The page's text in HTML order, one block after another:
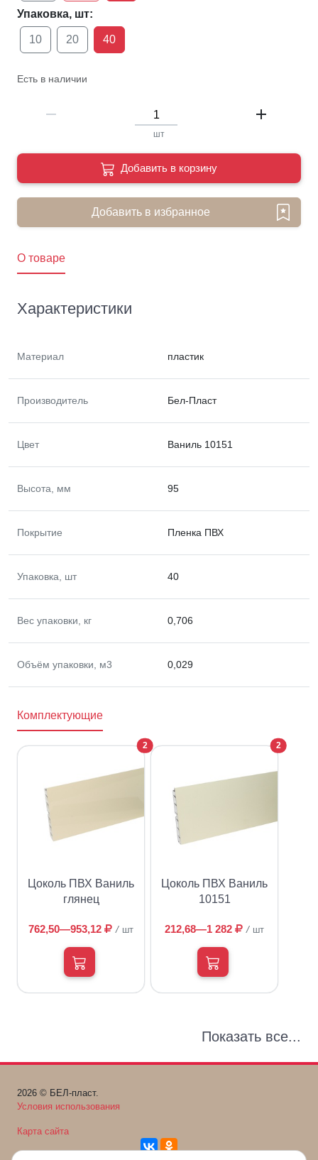
Упаковка, шт:
10 20 40
Есть в наличии
remove add
шт
Добавить в корзину
Добавить в избранное
O товаре
Характеристики
Материал пластик
Производитель Бел-Пласт
Цвет Ваниль 10151
Высота, мм 95
Покрытие Пленка ПВХ
Упаковка, шт 40
Вес упаковки, кг 0,706
Объём упаковки, м3 0,029
Комплектующие
2
Цоколь ПВХ Ваниль
глянец
762,50—953,12 шт
2
Цоколь ПВХ Ваниль
10151
212,68—1 282 шт
Показать все...
2026 © БЕЛ-пласт.
Условия использования
Карта сайта